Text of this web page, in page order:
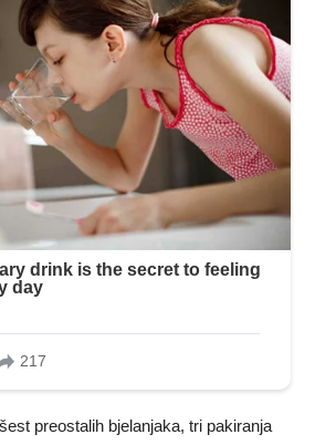
preostalih bjelanjaka, tri pakiranja